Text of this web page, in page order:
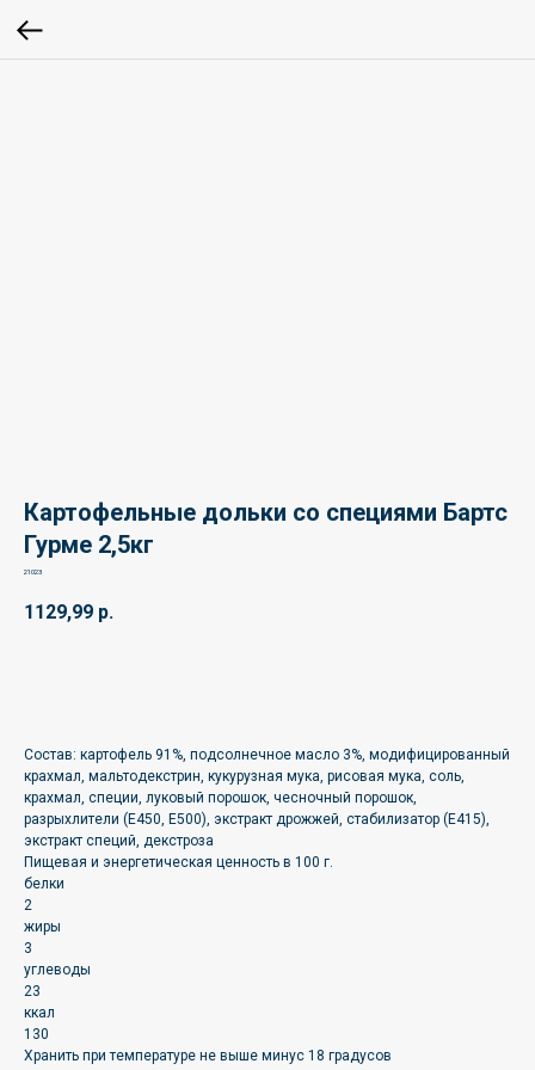
Картофельные дольки со специями Бартс
Гурме 2,5кг
21023
1129,99 р.
Состав: картофель 91%, подсолнечное масло 3%, модифицированный
крахмал, мальтодекстрин, кукурузная мука, рисовая мука, соль,
крахмал, специи, луковый порошок, чесночный порошок,
разрыхлители (Е450, Е500), экстракт дрожжей, стабилизатор (Е415),
экстракт специй, декстроза
Пищевая и энергетическая ценность в 100 г.
белки
2
жиры
3
углеводы
23
ккал
130
Хранить при температуре не выше минус 18 градусов